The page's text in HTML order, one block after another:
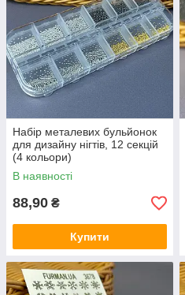
Набір металевих бульйонок
для дизайну нігтів, 12 секцій
(4 кольори)
В наявності
88,90 ₴
Купити